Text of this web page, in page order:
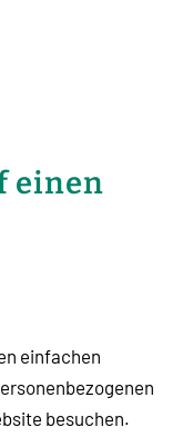
einen
einfachen
besuchen.